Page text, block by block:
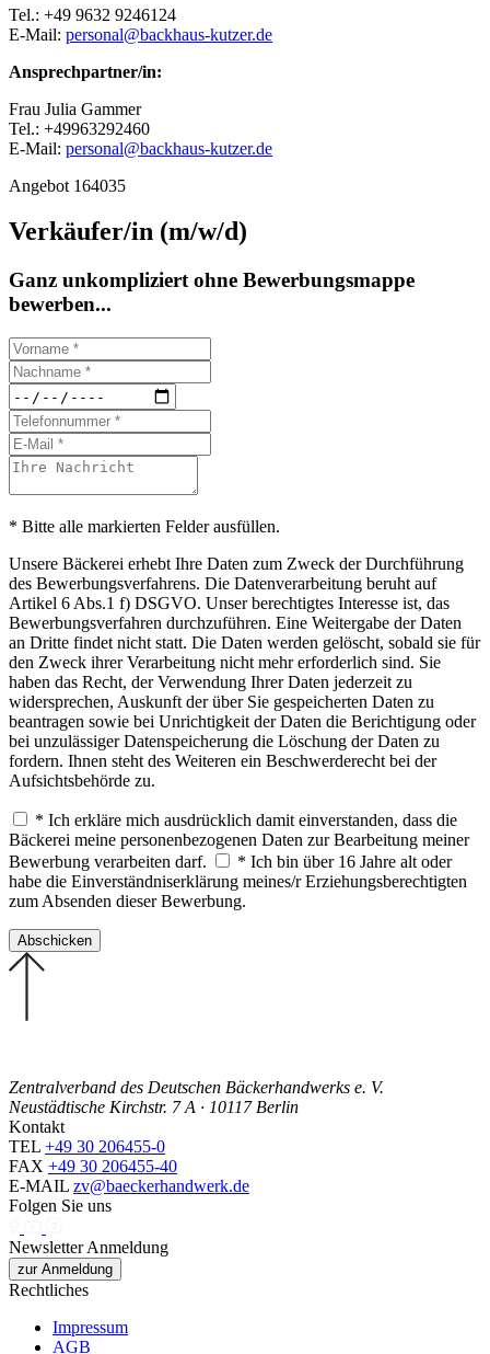
Tel.: +49 9632 9246124
E-Mail: personal@backhaus-kutzer.de
Ansprechpartner/in:
Frau Julia Gammer
Tel.: +49963292460
E-Mail: personal@backhaus-kutzer.de
Angebot 164035
Verkäufer/in (m/w/d)
Ganz unkompliziert ohne Bewerbungsmappe
bewerben...
* Bitte alle markierten Felder ausfüllen.
Unsere Bäckerei erhebt Ihre Daten zum Zweck der Durchführung
des Bewerbungsverfahrens. Die Datenverarbeitung beruht auf
Artikel 6 Abs.1 f) DSGVO. Unser berechtigtes Interesse ist, das
Bewerbungsverfahren durchzuführen. Eine Weitergabe der Daten
an Dritte findet nicht statt. Die Daten werden gelöscht, sobald sie für
den Zweck ihrer Verarbeitung nicht mehr erforderlich sind. Sie
haben das Recht, der Verwendung Ihrer Daten jederzeit zu
widersprechen, Auskunft der über Sie gespeicherten Daten zu
beantragen sowie bei Unrichtigkeit der Daten die Berichtigung oder
bei unzulässiger Datenspeicherung die Löschung der Daten zu
fordern. Ihnen steht des Weiteren ein Beschwerderecht bei der
Aufsichtsbehörde zu.
* Ich erkläre mich ausdrücklich damit einverstanden, dass die
Bäckerei meine personenbezogenen Daten zur Bearbeitung meiner
Bewerbung verarbeiten darf.
* Ich bin über 16 Jahre alt oder
habe die Einverständniserklärung meines/r Erziehungsberechtigten
zum Absenden dieser Bewerbung.
Zentralverband des Deutschen Bäckerhandwerks e. V.
Neustädtische Kirchstr. 7 A · 10117 Berlin
Kontakt
TEL +49 30 206455-0
FAX +49 30 206455-40
E-MAIL zv@baeckerhandwerk.de
Folgen Sie uns
Newsletter Anmeldung
zur Anmeldung
Rechtliches
Impressum
AGB